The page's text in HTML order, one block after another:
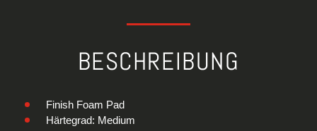
BESCHREIBUNG
Finish Foam Pad
Härtegrad: Medium